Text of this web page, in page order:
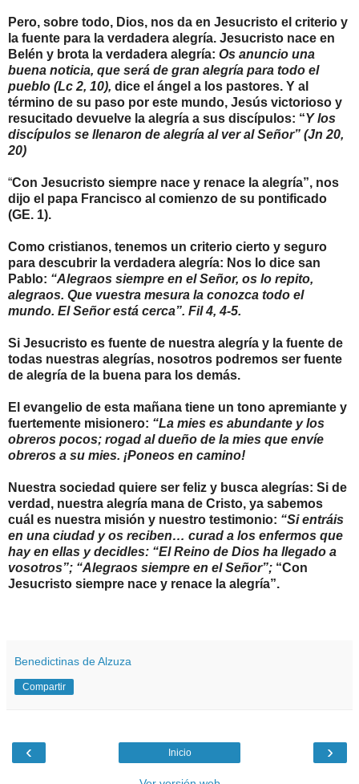
Pero, sobre todo, Dios, nos da en Jesucristo el criterio y
la fuente para la verdadera alegría. Jesucristo nace en
Belén y brota la verdadera alegría: Os anuncio una
buena noticia, que será de gran alegría para todo el
pueblo (Lc 2, 10), dice el ángel a los pastores. Y al
término de su paso por este mundo, Jesús victorioso y
resucitado devuelve la alegría a sus discípulos: “Y los
discípulos se llenaron de alegría al ver al Señor” (Jn 20,
20)
“Con Jesucristo siempre nace y renace la alegría”, nos
dijo el papa Francisco al comienzo de su pontificado
(GE. 1).
Como cristianos, tenemos un criterio cierto y seguro
para descubrir la verdadera alegría: Nos lo dice san
Pablo: “Alegraos siempre en el Señor, os lo repito,
alegraos. Que vuestra mesura la conozca todo el
mundo. El Señor está cerca”. Fil 4, 4-5.
Si Jesucristo es fuente de nuestra alegría y la fuente de
todas nuestras alegrías, nosotros podremos ser fuente
de alegría de la buena para los demás.
El evangelio de esta mañana tiene un tono apremiante y
fuertemente misionero: “La mies es abundante y los
obreros pocos; rogad al dueño de la mies que envíe
obreros a su mies. ¡Poneos en camino!
Nuestra sociedad quiere ser feliz y busca alegrías: Si de
verdad, nuestra alegría mana de Cristo, ya sabemos
cuál es nuestra misión y nuestro testimonio: “Si entráis
en una ciudad y os reciben… curad a los enfermos que
hay en ellas y decidles: “El Reino de Dios ha llegado a
vosotros”; “Alegraos siempre en el Señor”; “Con
Jesucristo siempre nace y renace la alegría”.
Benedictinas de Alzuza
Compartir
‹ ›
Inicio